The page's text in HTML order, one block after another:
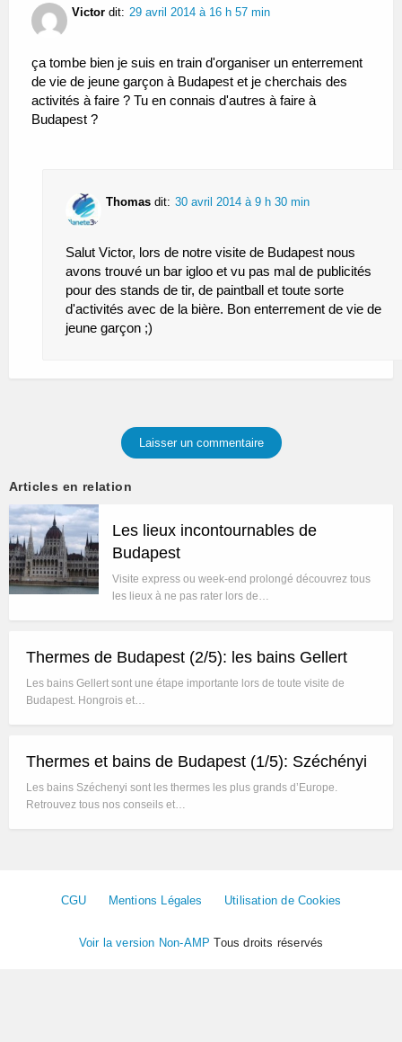
Victor dit: 29 avril 2014 à 16 h 57 min
ça tombe bien je suis en train d'organiser un enterrement
de vie de jeune garçon à Budapest et je cherchais des
activités à faire ? Tu en connais d'autres à faire à
Budapest ?
Thomas dit: 30 avril 2014 à 9 h 30 min
Salut Victor, lors de notre visite de Budapest nous
avons trouvé un bar igloo et vu pas mal de publicités
pour des stands de tir, de paintball et toute sorte
d'activités avec de la bière. Bon enterrement de vie de
jeune garçon ;)
Laisser un commentaire
Articles en relation
Les lieux incontournables de
Budapest
Visite express ou week-end prolongé découvrez tous
les lieux à ne pas rater lors de…
Thermes de Budapest (2/5): les bains Gellert
Les bains Gellert sont une étape importante lors de toute visite de
Budapest. Hongrois et…
Thermes et bains de Budapest (1/5): Széchényi
Les bains Széchenyi sont les thermes les plus grands d’Europe.
Retrouvez tous nos conseils et…
CGU Mentions Légales Utilisation de Cookies
Voir la version Non-AMP Tous droits réservés